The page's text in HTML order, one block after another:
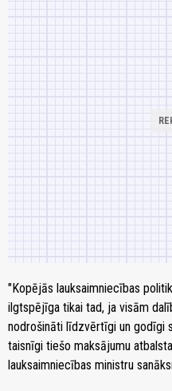
"Kopējās lauksaimniecības
ilgtspējīga tikai tad, ja visām
nodrošināti līdzvērtīgi un godīgi
taisnīgi tiešo maksājumu
lauksaimniecības ministru